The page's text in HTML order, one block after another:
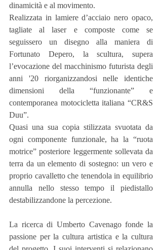
dinamicità e al movimento.
Realizzata in lamiere d’acciaio nero opaco,
tagliate al laser e composte come se
seguissero un disegno alla maniera di
Fortunato Depero, la scultura, supera
l’evocazione del macchinismo futurista degli
anni '20 riorganizzandosi nelle identiche
dimensioni della “funzionante” e
contemporanea motocicletta italiana “CR&S
Duu”.
Quasi una sua copia stilizzata svuotata da
ogni componente funzionale, ha la “ruota
motrice” posteriore leggermente sollevata da
terra da un elemento di sostegno: un vero e
proprio cavalletto che tenendola in equilibrio
annulla nello stesso tempo il piedistallo
destabilizzandone la percezione.
La ricerca di Umberto Cavenago fonde la
passione per la cultura artistica e la cultura